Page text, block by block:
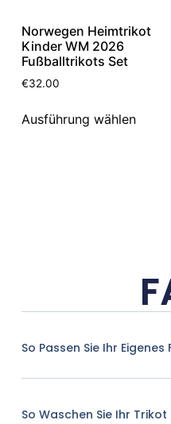
Norwegen Heimtrikot
Kinder WM 2026
Fußballtrikots Set
€32.00
Ausführung wählen
So Passen Sie Ihr
So Waschen Sie Ihr Trikot